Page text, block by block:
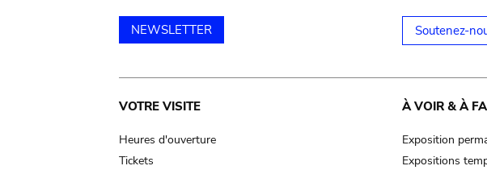
NEWSLETTER Soutenez-
Main
navigation
VOTRE VISITE
Heures d'ouverture
Tickets
À VOIR & À
Exposition
Expositions